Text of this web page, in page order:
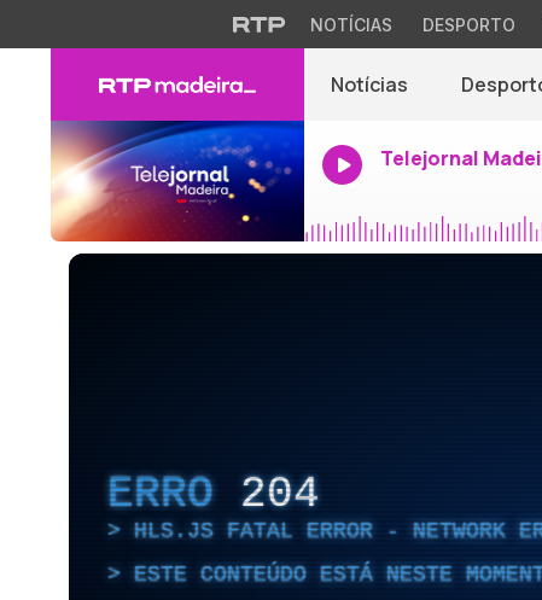
NOTÍCIAS DESPORTO
Notícias
Telejornal
ERRO 204
HLS.JS FATAL ERROR - NETWORK
ESTE CONTEÚDO ESTÁ NESTE